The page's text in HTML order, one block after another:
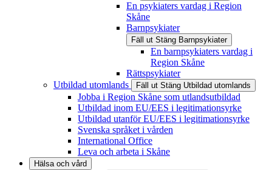
En psykiaters vardag i Region
Skåne
Barnpsykiater
Fäll ut Stäng Barnpsykiater
En barnpsykiaters vardag i
Region Skåne
Rättspsykiater
Utbildad utomlands
Fäll ut Stäng Utbildad utomlands
Jobba i Region Skåne som utlandsutbildad
Utbildad inom EU/EES i legitimationsyrke
Utbildad utanför EU/EES i legitimationsyrke
Svenska språket i vården
International Office
Leva och arbeta i Skåne
Hälsa och vård